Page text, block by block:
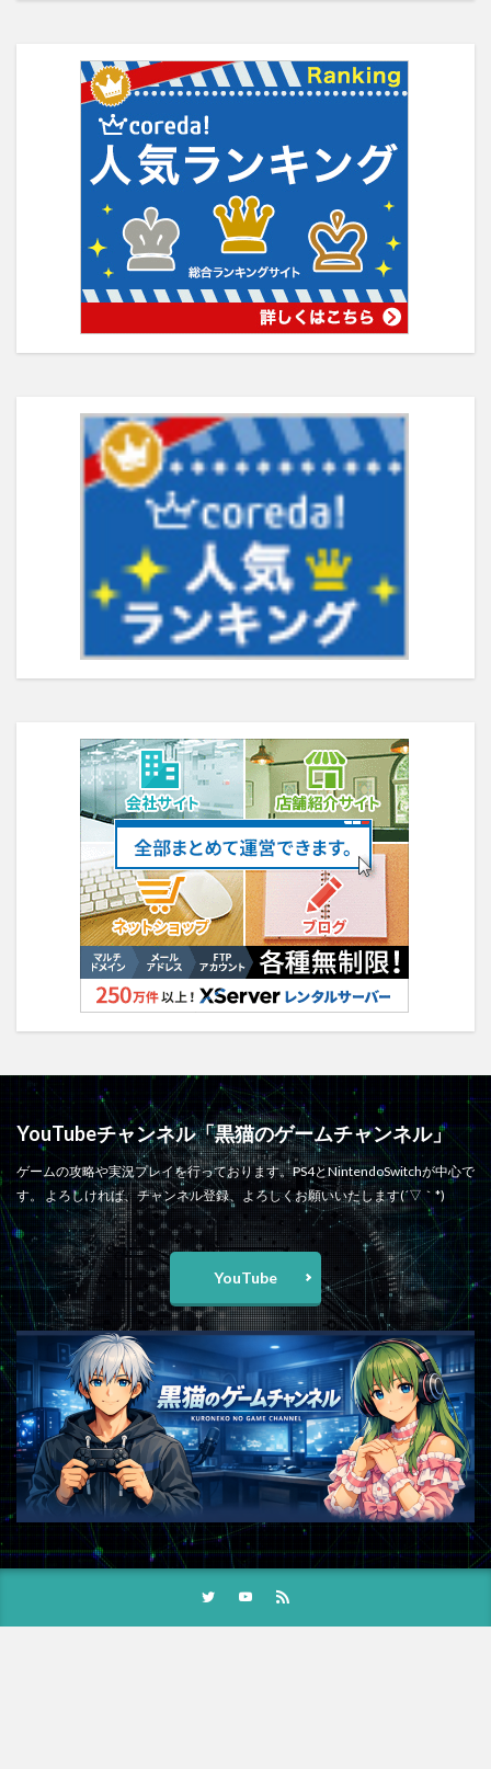
YouTubeチャンネル「黒猫のゲームチャンネル」
ゲームの攻略や実況プレイを行っております。PS4とNintendoSwitchが中心で
す。 よろしければ、チャンネル登録、よろしくお願いいたします(´▽｀*)
YouTube